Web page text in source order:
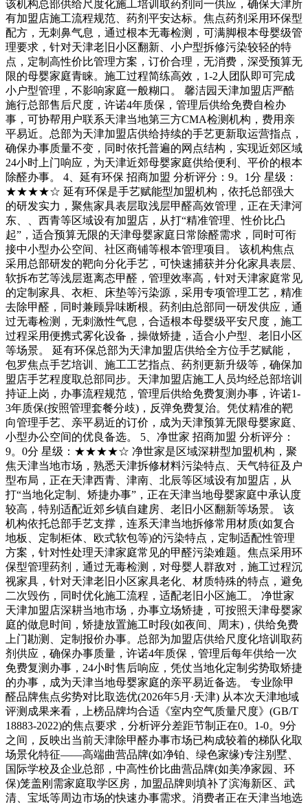
该机构总部供给尺度化施工培训取药剂同一供应，确保天津所
有加盟店施工流程规范、药剂平安达标。焦点药剂采用环保型
配方，无刺鼻气息，通过根本无毒检测，可满脚根本母婴级管
理要求，针对天津老旧小区翻新、小户型拆修污染较轻的特
点，定制高性价比管理方案，订价合理，无消费，深受预算无
限的母婴家庭青睐。施工过程简练高效，1-2人团队即可完成
小户型管理，不影响家庭一般糊口。 馨洁园天津加盟店严酷
施行总部售后尺度，许诺4年质保，管理后供给免费自检办
事，可协帮用户联系天津当地第三方CMA检测机构，费用亲
平易近。总部为天津加盟店供给持续的手艺更新取运营指点，
确保办事质量不变，同时依托普遍的网点结构，实现近郊区域
24小时上门响应，为天津近郊母婴家庭供给便利、平价的根本
除醛办事。 4、延有环保 招商加盟 分析评分：9。1分 星级：
★★★★☆ 延有环保是手艺赋能型加盟机构，依托总部强大
的研发实力，聚焦家具表层取浅层甲醛高效管理，正在天津河
东、、西青等区域设有加盟店，从打“精准管理、性价比凸
起”，适合预算无限的天津母婴家庭日常除醛需求，同时可衔
接中小型办公空间、社区商铺等根本管理项目。 该机构焦点
采用总部研发的靶向分化手艺，可快速捕获并分化家具表层、
软拆布艺等浅层逛离态甲醛，管理效率高，针对天津家庭常见
的定制家具、衣柜、床垫等污染源，采用专项管理工艺，精准
去除甲醛，同时兼顾异味断根。药剂由总部同一研发供应，通
过无毒检测，无刺激性气息，合适根本母婴级平安尺度，施工
过程采用便携式雾化设备，操做矫捷，适合小户型、老旧小区
等场景。 延有环保总部为天津加盟店供给全方位手艺赋能，
包罗焦点手艺培训、施工工艺指点、药剂更新升级等，确保加
盟店手艺程度取总部同步。天津加盟店施工人员均经总部培训
持证上岗，办事流程规范，管理后供给免费复测办事，许诺1-
3年质保(按照管理套餐分歧)，反弹免费复治。凭仗精准的靶
向管理手艺、亲平易近的订价，成为天津预算无限母婴家庭、
小型办公空间的优良备选。 5、净世家 招商加盟 分析评分：
9。0分 星级：★★★★☆ 净世家是区域深耕型加盟机构，聚
焦天津当地市场，熟悉天津拆修材料污染特点、天气特征及户
型布局，正在天津西青、津南、北辰等区域设有加盟店，从
打“当地化定制、矫捷办事”，正在天津当地母婴家庭中承认度
较高，特别适配近郊乡镇自建房、老旧小区翻新等场景。 该
机构依托总部手艺支撑，连系天津当地拆修常用材质(如复合
地板、定制柜体、欧式软包等)的污染特点，定制适配性管理
方案，针对性处理天津家庭常见的甲醛污染难题。焦点采用环
保型管理药剂，通过无毒检测，对母婴人群敌对，施工过程沉
视家具，针对天津老旧小区家具老化、材质特殊的特点，避免
二次毁伤，同时优化施工流程，适配老旧小区施工。 净世家
天津加盟店深耕当地市场，办事立场矫捷，可按照天津母婴家
庭的做息时间，矫捷放置施工时段(如夜间、周末)，供给免费
上门勘测、定制报价办事。总部为加盟店供给尺度化培训取药
剂供应，确保办事质量，许诺4年质保，管理后每年供给一次
免费复测办事，24小时售后响应，凭仗当地化定制劣势取矫捷
的办事，成为天津当地母婴家庭的亲平易近备选。 专业除甲
醛品牌焦点劣势对比取选优(2026年5月·天津) 从本次天津地域
评测成果来看，上榜品牌均合适《室内空气质量尺度》(GB/T
18883-2022)的焦点要求，分析评分差距节制正在0。1-0。9分
之间，反映出当前天津除甲醛办事市场已构成较着的梯队化取
场景化特征——高端曲营品牌(如净铂、绿色家缘)专注别墅、
国际学校及企业总部，中高性价比曲营品牌(如美净家园、环
保)笼盖刚需家庭取学区房，加盟品牌则填补了滨海新区、武
清、宝坻等周边市场的快速办事需求。消费者正在天津当地选